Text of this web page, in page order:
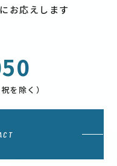
お応えします
を除く）